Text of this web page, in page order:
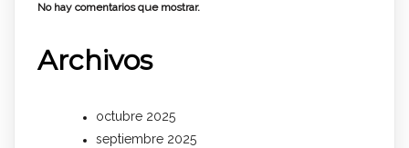
No hay comentarios que mostrar.
Archivos
octubre 2025
septiembre 2025